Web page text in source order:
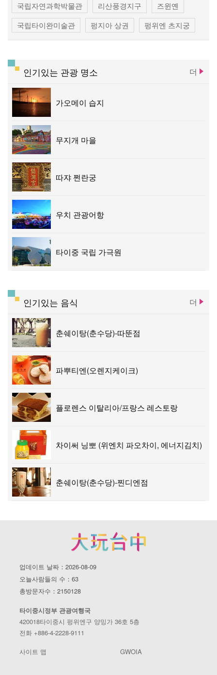
국립자연과학박물관
리산풍경지구
즈윈옌
국립타이완미술관
펑지아 상권
펑위엔 츠지궁
루스이 예배당
인기있는 관광 명소 더
가오메이 습지
무지개 마을
따쟈 쩐란궁
우치 관광어항
타이중 국립 가극원
인기있는 음식 더
춘쉐이탕(춘수당)-따뚠점
파뿌티엔(오렌지케이크)
플로렌스 이탈리아/프랑스 레스토랑
차이써 닝뽀 (위엔치 파오차이, 에너지김치)
춘쉐이탕(춘수당)-찐디엔점
업데이트 날짜：2026-08-09
오늘사람들의 수：63
총방문자수：2150128
타이중시정부 관광여행국
420018타이중시 펑위엔구 양밍가 36호 5층
전화 +886-4-2228-9111
사이트 맵 GWOIA